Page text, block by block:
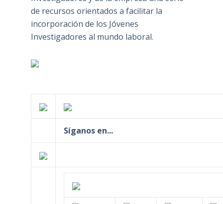
de recursos orientados a facilitar la
incorporación de los Jóvenes
Investigadores al mundo laboral.
Síganos en...